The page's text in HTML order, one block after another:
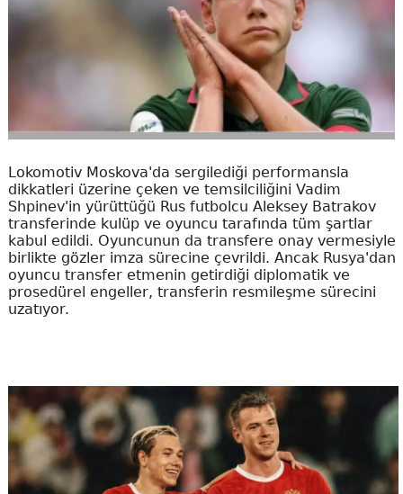
Lokomotiv Moskova'da sergilediği performansla
dikkatleri üzerine çeken ve temsilciliğini Vadim
Shpinev'in yürüttüğü Rus futbolcu Aleksey Batrakov
transferinde kulüp ve oyuncu tarafında tüm şartlar
kabul edildi. Oyuncunun da transfere onay vermesiyle
birlikte gözler imza sürecine çevrildi. Ancak Rusya'dan
oyuncu transfer etmenin getirdiği diplomatik ve
prosedürel engeller, transferin resmileşme sürecini
uzatıyor.